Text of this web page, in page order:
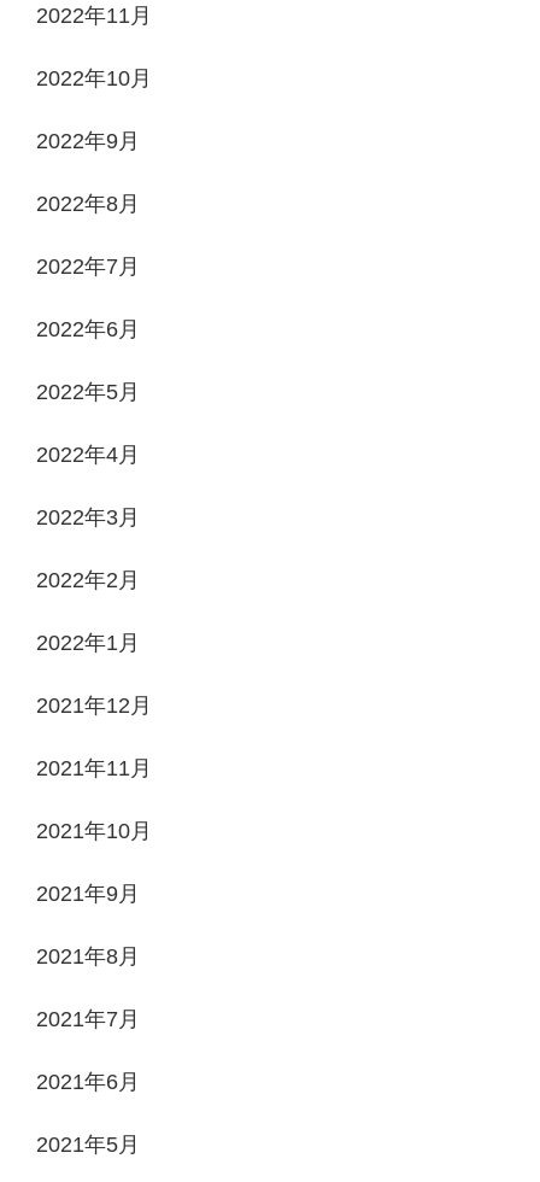
2022年11月
2022年10月
2022年9月
2022年8月
2022年7月
2022年6月
2022年5月
2022年4月
2022年3月
2022年2月
2022年1月
2021年12月
2021年11月
2021年10月
2021年9月
2021年8月
2021年7月
2021年6月
2021年5月